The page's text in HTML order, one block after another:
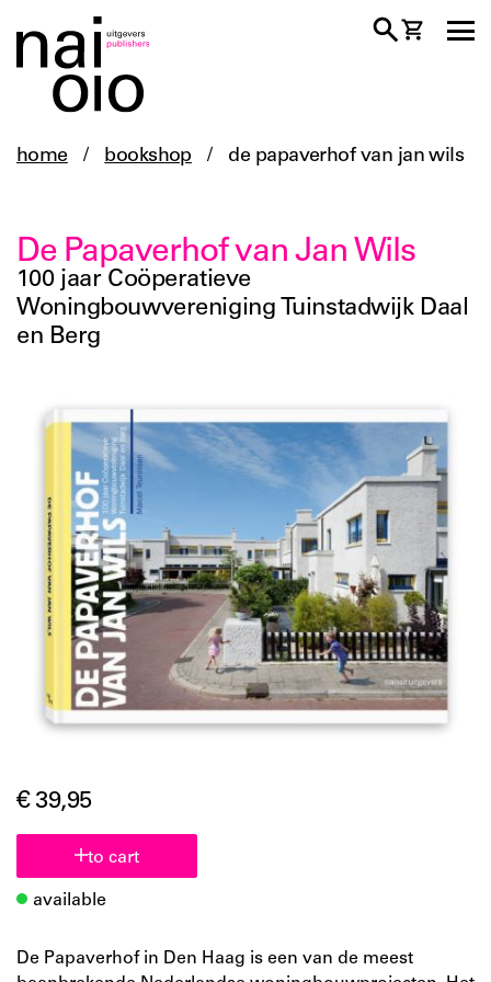
home / bookshop / de papaverhof van jan wils
De Papaverhof van Jan Wils
100 jaar Coöperatieve
Woningbouwvereniging Tuinstadwijk Daal
en Berg
€ 39,95
to cart
available
De Papaverhof in Den Haag is een van de meest